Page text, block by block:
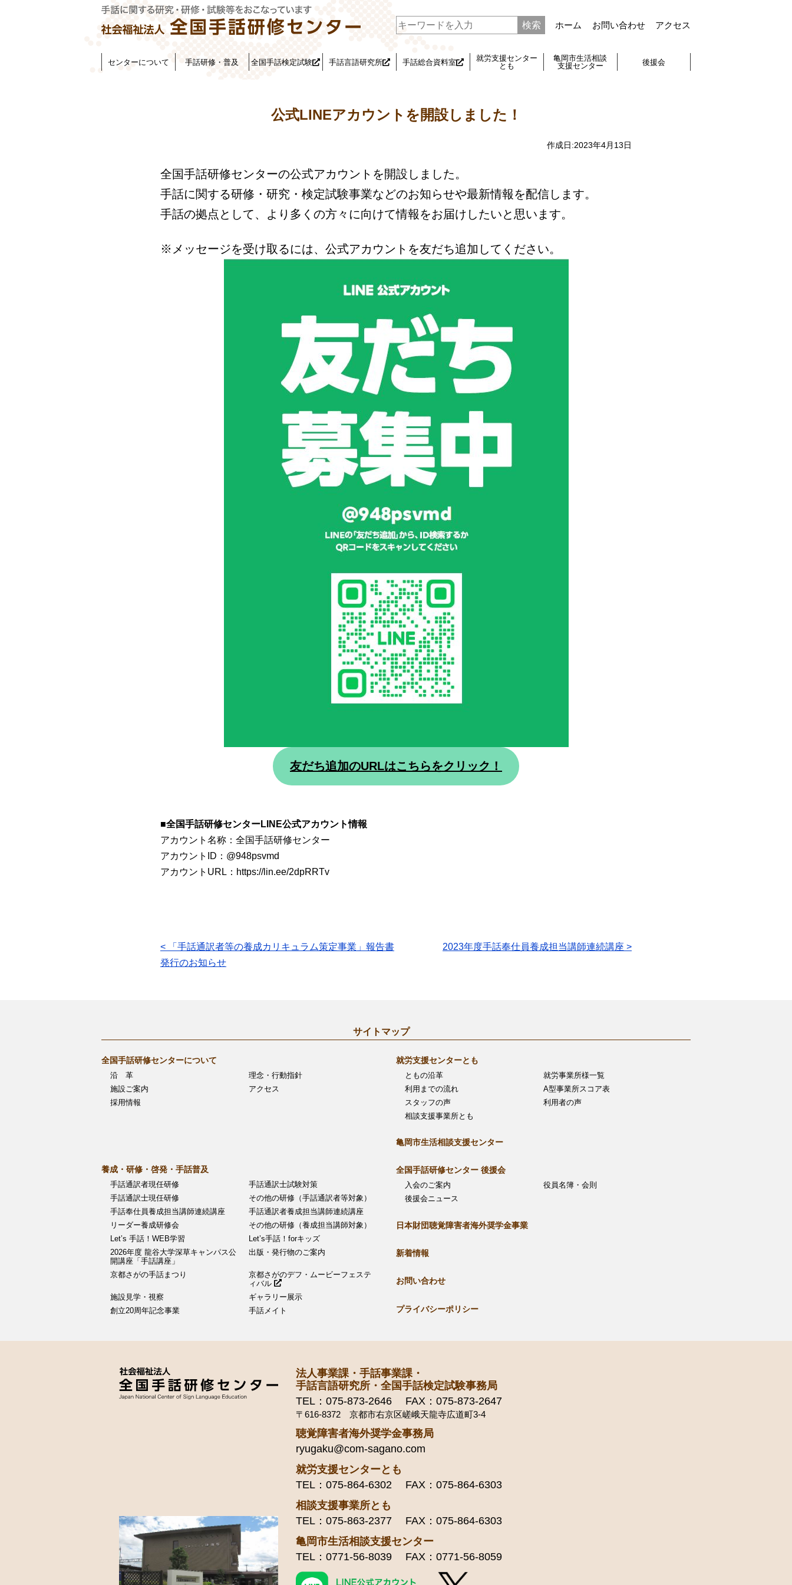
ホーム お問い合わせ アクセス
センターについて 手話研修・普及 全国手話検定試験 手話言語研究所 手話総合資料室
就労支援センター
とも
亀岡市生活相談
支援センター
後援会
公式LINEアカウントを開設しました！
作成日:2023年4月13日
全国手話研修センターの公式アカウントを開設しました。
手話に関する研修・研究・検定試験事業などのお知らせや最新情報を配信します。
手話の拠点として、より多くの方々に向けて情報をお届けしたいと思います。
※メッセージを受け取るには、公式アカウントを友だち追加してください。
友だち追加のURLはこちらをクリック！
■全国手話研修センターLINE公式アカウント情報
アカウント名称：全国手話研修センター
アカウントID：@948psvmd
アカウントURL：https://lin.ee/2dpRRTv
投
稿
ゲ
ー
< 「手話通訳者等の養成カリキュラム策定事業」報告書
発行のお知らせ
2023年度手話奉仕員養成担当講師連続講座 >
サイトマップ
全国手話研修センターについて
沿 革
理念・行動指針
施設ご案内
アクセス
採用情報
養成・研修・啓発・手話普及
手話通訳者現任研修
手話通訳士試験対策
手話通訳士現任研修
その他の研修（手話通訳者等対象）
手話奉仕員養成担当講師連続講座
手話通訳者養成担当講師連続講座
リーダー養成研修会
その他の研修（養成担当講師対象）
Let’s 手話！WEB学習
Let’s手話！forキッズ
2026年度 龍谷大学深草キャンパス公
開講座「手話講座」
出版・発行物のご案内
京都さがの手話まつり
京都さがのデフ・ムービーフェステ
ィバル
施設見学・視察
ギャラリー展示
創立20周年記念事業
手話メイト
就労支援センターとも
ともの沿革
就労事業所様一覧
利用までの流れ
A型事業所スコア表
スタッフの声
利用者の声
相談支援事業所とも
亀岡市生活相談支援センター
全国手話研修センター 後援会
入会のご案内
役員名簿・会則
後援会ニュース
日本財団聴覚障害者海外奨学金事業
新着情報
お問い合わせ
プライバシーポリシー
法人事業課・手話事業課・
手話言語研究所・全国手話検定試験事務局
TEL：075-873-2646 FAX：075-873-2647
〒616-8372 京都市右京区嵯峨天龍寺広道町3-4
聴覚障害者海外奨学金事務局
ryugaku@com-sagano.com
就労支援センターとも
TEL：075-864-6302 FAX：075-864-6303
相談支援事業所とも
TEL：075-863-2377 FAX：075-864-6303
亀岡市生活相談支援センター
TEL：0771-56-8039 FAX：0771-56-8059